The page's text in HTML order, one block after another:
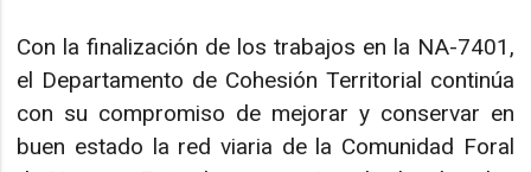
Con la finalización de los trabajos en la NA-7401,
el Departamento de Cohesión Territorial continúa
con su compromiso de mejorar y conservar en
buen estado la red viaria de la Comunidad Foral